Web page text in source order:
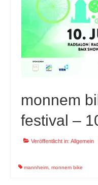
urban arrow
impressum
monnem
festival –
Veröffentlicht in: Allgemein
mannheim monnem bike